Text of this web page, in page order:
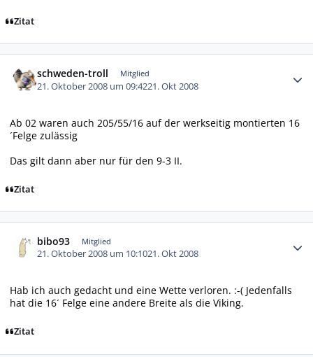
Zitat
schweden-troll Mitglied
21. Oktober 2008 um 09:4221. Okt 2008
Ab 02 waren auch 205/55/16 auf der werkseitig montierten 16
´Felge zulässig
Das gilt dann aber nur für den 9-3 II.
Zitat
bibo93 Mitglied
21. Oktober 2008 um 10:1021. Okt 2008
Hab ich auch gedacht und eine Wette verloren. :-( Jedenfalls
hat die 16´ Felge eine andere Breite als die Viking.
Zitat